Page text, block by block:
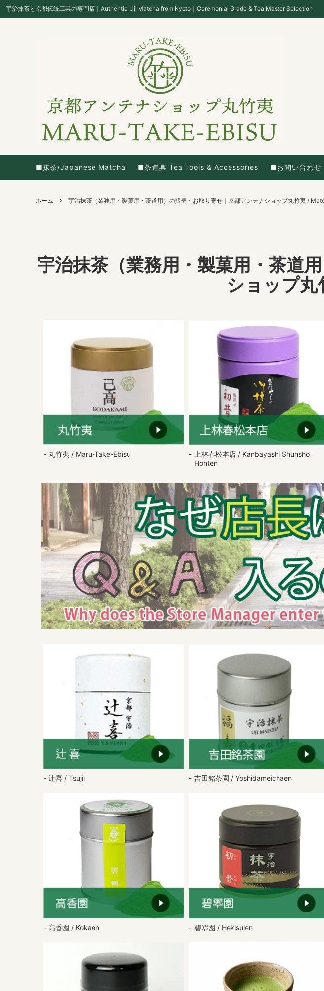
宇治抹茶と京都伝統工芸の専門店｜Authentic Uji Matcha from Kyoto｜Ceremonial Grade & Tea Master Selection
■抹茶/Japanese Matcha ■茶道具 Tea Tools & Accessories ■お問い合わせ
ホーム 宇治抹茶（業務用・製菓用・茶道用）の販売・お取り寄せ｜京都アンテナショップ丸竹夷 /
宇治抹茶（業務用・製菓用・茶道
ショップ
丸竹夷 / Maru-Take-Ebisu
上林春松本店 / Kanbayashi Shunsho
Honten
辻喜 / Tsujii 吉田銘茶園 / Yoshidameichaen
高香園 / Kokaen 碧翆園 / Hekisuien